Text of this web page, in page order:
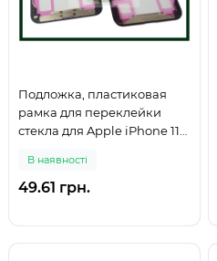
Подложка, пластиковая
рамка для переклейки
стекла для Apple iPhone 11
В наявності
49.61 грн.